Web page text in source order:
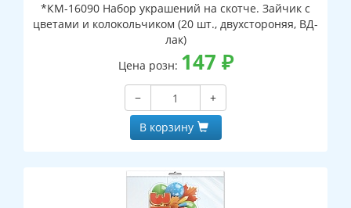
*КМ-16090 Набор украшений на скотче. Зайчик с
цветами и колокольчиком (20 шт., двухстороняя, ВД-
лак)
Цена розн: 147 ₽
−
+
В корзину